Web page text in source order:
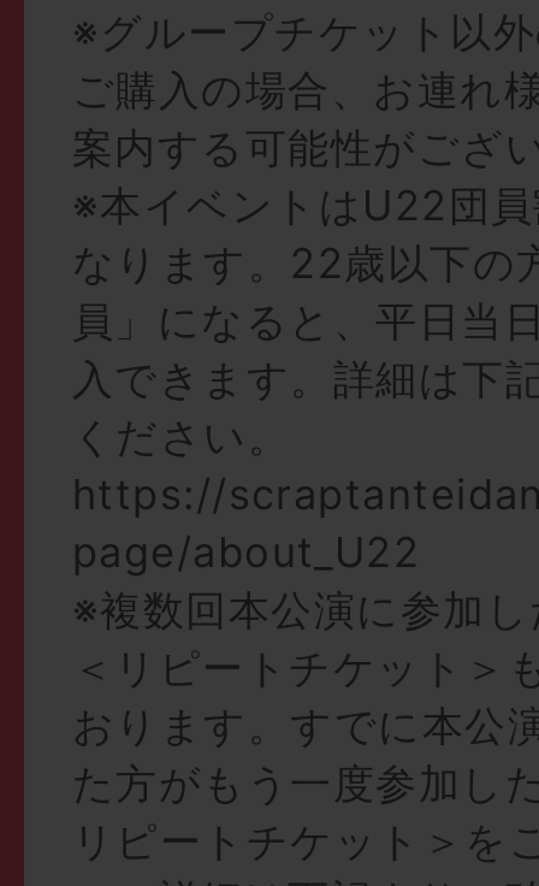
※グループチケット以
ご購入の場合、お連れ
案内する可能性がござ
※本イベントはU22団
なります。22歳以下の
員」になると、平日当
入できます。詳細は下
ください。
https://
page/about_U22
※複数回本公演に参加
＜リピートチケット＞
おります。すでに本公
た方がもう一度参加し
リピートチケット＞を